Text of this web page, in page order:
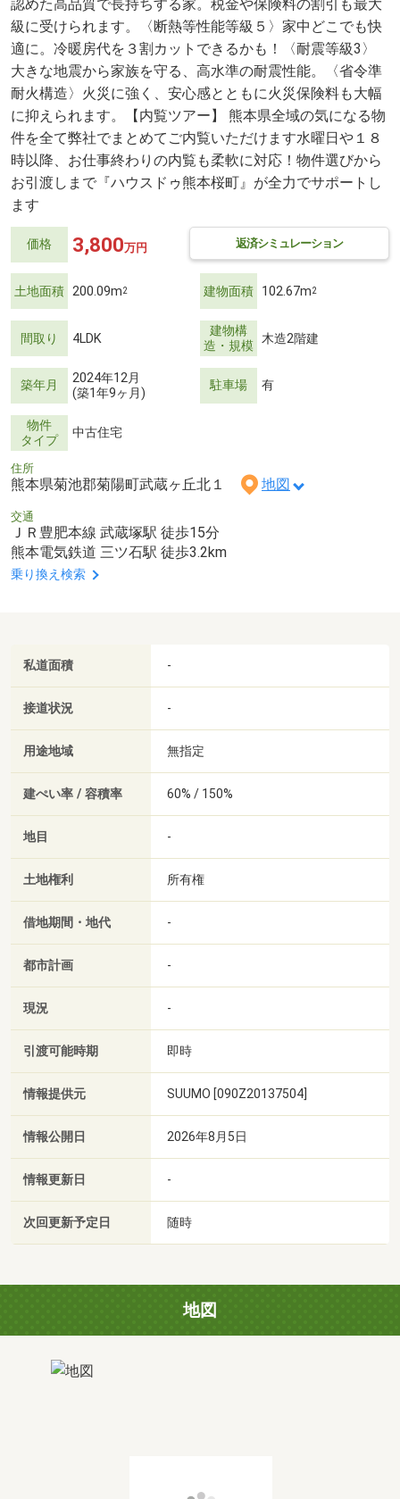
認めた高品質で長持ちする家。税金や保険料の割引も最大
級に受けられます。〈断熱等性能等級５〉家中どこでも快
適に。冷暖房代を３割カットできるかも！〈耐震等級3〉
大きな地震から家族を守る、高水準の耐震性能。〈省令準
耐火構造〉火災に強く、安心感とともに火災保険料も大幅
に抑えられます。【内覧ツアー】 熊本県全域の気になる物
件を全て弊社でまとめてご内覧いただけます水曜日や１８
時以降、お仕事終わりの内覧も柔軟に対応！物件選びから
お引渡しまで『ハウスドゥ熊本桜町』が全力でサポートし
ます
価格 返済シミュレーション
3,800万円
土地面積 200.09m2 建物面積 102.67m2
間取り 4LDK
建物構
造・規模 木造2階建
築年月
2024年12月
(築1年9ヶ月)
駐車場 有
物件
タイプ
中古住宅
住所
熊本県菊池郡菊陽町武蔵ヶ丘北１ 地図
交通
ＪＲ豊肥本線 武蔵塚駅 徒歩15分
熊本電気鉄道 三ツ石駅 徒歩3.2km
乗り換え検索
私道面積 -
接道状況 -
用途地域 無指定
建ぺい率 / 容積率 60% / 150%
地目 -
土地権利 所有権
借地期間・地代 -
都市計画 -
現況 -
引渡可能時期 即時
情報提供元 SUUMO [090Z20137504]
情報公開日 2026年8月5日
情報更新日 -
次回更新予定日 随時
地図